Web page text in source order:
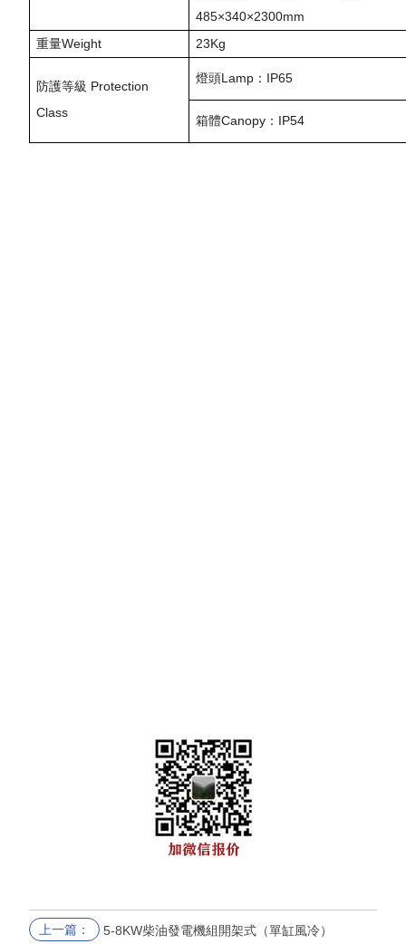
485×340×2300mm
重量Weight
23Kg
防護等級 Protection
Class
燈頭Lamp：IP65
箱體Canopy：IP54
上一篇： 5-8KW柴油發電機組開架式（單缸風冷）